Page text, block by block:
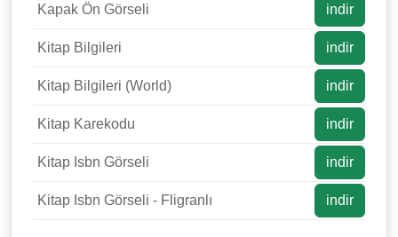
Kapak Ön Görseli indir
Kitap Bilgileri indir
Kitap Bilgileri (World) indir
Kitap Karekodu indir
Kitap Isbn Görseli indir
Kitap Isbn Görseli - Fligranlı indir